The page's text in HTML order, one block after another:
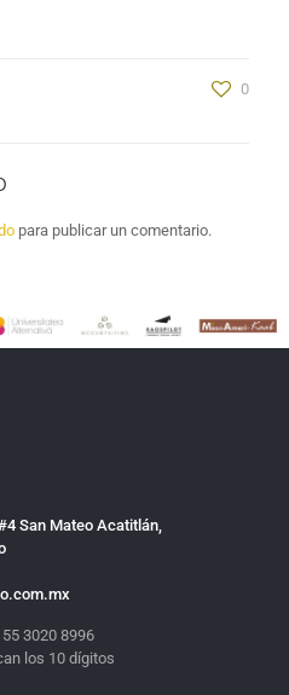
0
para publicar un comentario.
San Mateo Acatitlán,
55 3020 8996
los 10 dígitos